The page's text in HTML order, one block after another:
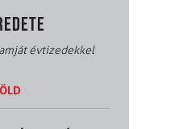
évtizedekkel